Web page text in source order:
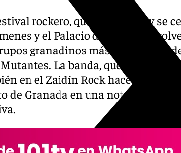
rockero, que es gratuito y se
y el Palacio de Deportes,
granadinos más destacados
La banda, que este año
en el Zaidín Rock hace 25 años,
de Granada en una nota de